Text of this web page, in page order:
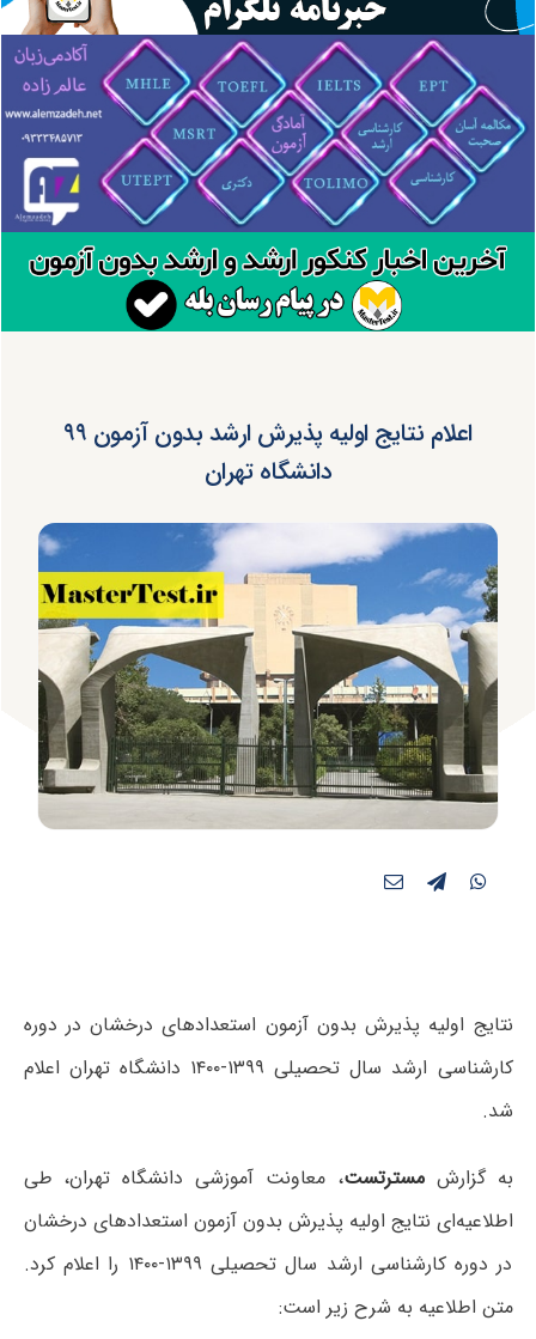
اعلام نتایج اولیه پذیرش ارشد بدون آزمون ۹۹
دانشگاه تهران
نتایج اولیه پذیرش بدون آزمون استعدادهای درخشان در دوره
کارشناسی ارشد سال تحصیلی ۱۳۹۹-۱۴۰۰ دانشگاه تهران اعلام
شد.
به گزارشمسترتست، معاونت آموزشی دانشگاه تهران، طی
اطلاعیه‌ای نتایج اولیه پذیرش بدون آزمون استعدادهای درخشان
در دوره کارشناسی ارشد سال تحصیلی ۱۳۹۹-۱۴۰۰ را اعلام کرد.
متن اطلاعیه به شرح زیر است: